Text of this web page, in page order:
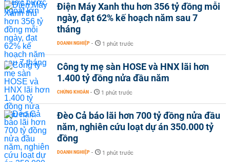
Điện Máy Xanh thu hơn 356 tỷ đồng mỗi
ngày, đạt 62% kế hoạch năm sau 7
tháng
DOANH NGHIỆP - 1 phút trước
Công ty mẹ sàn HOSE và HNX lãi hơn
1.400 tỷ đồng nửa đầu năm
CHỨNG KHOÁN - 1 phút trước
Đèo Cả báo lãi hơn 700 tỷ đồng nửa đầu
năm, nghiên cứu loạt dự án 350.000 tỷ
đồng
DOANH NGHIỆP - 1 phút trước